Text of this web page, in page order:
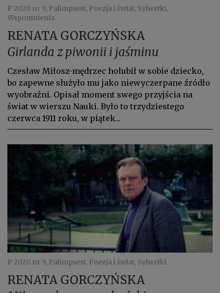
P 2020 nr 9, Palimpsest, Poezja i świat, Sylwetki,
Wspomnienia
RENATA GORCZYŃSKA
Girlanda z piwonii i jaśminu
Czesław Miłosz-mędrzec hołubił w sobie dziecko,
bo zapewne służyło mu jako niewyczerpane źródło
wyobraźni. Opisał moment swego przyjścia na
świat w wierszu Nauki. Było to trzydziestego
czerwca 1911 roku, w piątek...
P 2020 nr 9, Palimpsest, Poezja i świat, Sylwetki
RENATA GORCZYŃSKA